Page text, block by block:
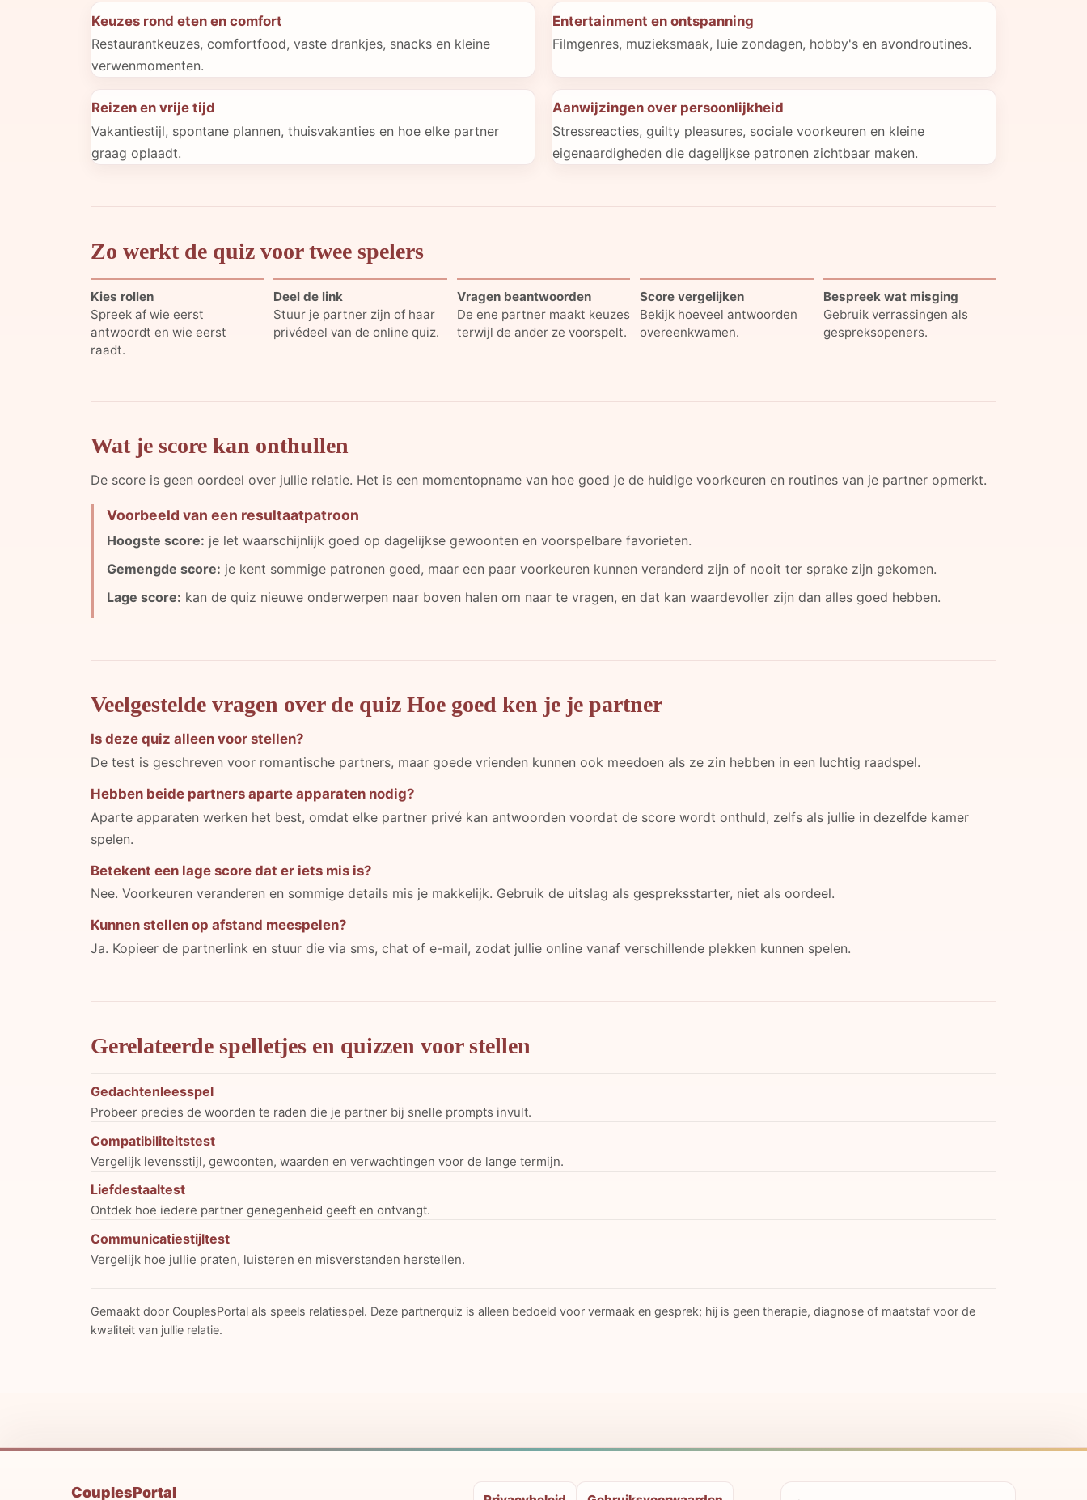
Keuzes rond eten en comfort
Restaurantkeuzes, comfortfood, vaste drankjes, snacks en kleine
verwenmomenten.
Entertainment en ontspanning
Filmgenres, muzieksmaak, luie zondagen, hobby's en avondroutines.
Reizen en vrije tijd
Vakantiestijl, spontane plannen, thuisvakanties en hoe elke partner
graag oplaadt.
Aanwijzingen over persoonlijkheid
Stressreacties, guilty pleasures, sociale voorkeuren en kleine
eigenaardigheden die dagelijkse patronen zichtbaar maken.
Zo werkt de quiz voor twee spelers
Kies rollen
Spreek af wie eerst
antwoordt en wie eerst
raadt.
Deel de link
Stuur je partner zijn of haar
privédeel van de online quiz.
Vragen beantwoorden
De ene partner maakt keuzes
terwijl de ander ze voorspelt.
Score vergelijken
Bekijk hoeveel antwoorden
overeenkwamen.
Bespreek wat misging
Gebruik verrassingen als
gespreksopeners.
Wat je score kan onthullen
De score is geen oordeel over jullie relatie. Het is een momentopname van hoe goed je de huidige voorkeuren en routines van je partner opmerkt.
Voorbeeld van een resultaatpatroon
Hoogste score: je let waarschijnlijk goed op dagelijkse gewoonten en voorspelbare favorieten.
Gemengde score: je kent sommige patronen goed, maar een paar voorkeuren kunnen veranderd zijn of nooit ter sprake zijn gekomen.
Lage score: kan de quiz nieuwe onderwerpen naar boven halen om naar te vragen, en dat kan waardevoller zijn dan alles goed hebben.
Veelgestelde vragen over de quiz Hoe goed ken je je partner
Is deze quiz alleen voor stellen?
De test is geschreven voor romantische partners, maar goede vrienden kunnen ook meedoen als ze zin hebben in een luchtig raadspel.
Hebben beide partners aparte apparaten nodig?
Aparte apparaten werken het best, omdat elke partner privé kan antwoorden voordat de score wordt onthuld, zelfs als jullie in dezelfde kamer
spelen.
Betekent een lage score dat er iets mis is?
Nee. Voorkeuren veranderen en sommige details mis je makkelijk. Gebruik de uitslag als gespreksstarter, niet als oordeel.
Kunnen stellen op afstand meespelen?
Ja. Kopieer de partnerlink en stuur die via sms, chat of e-mail, zodat jullie online vanaf verschillende plekken kunnen spelen.
Gerelateerde spelletjes en quizzen voor stellen
Gedachtenleesspel
Probeer precies de woorden te raden die je partner bij snelle prompts invult.
Compatibiliteitstest
Vergelijk levensstijl, gewoonten, waarden en verwachtingen voor de lange termijn.
Liefdestaaltest
Ontdek hoe iedere partner genegenheid geeft en ontvangt.
Communicatiestijltest
Vergelijk hoe jullie praten, luisteren en misverstanden herstellen.
Gemaakt door CouplesPortal als speels relatiespel. Deze partnerquiz is alleen bedoeld voor vermaak en gesprek; hij is geen therapie, diagnose of maatstaf voor de
kwaliteit van jullie relatie.
CouplesPortal